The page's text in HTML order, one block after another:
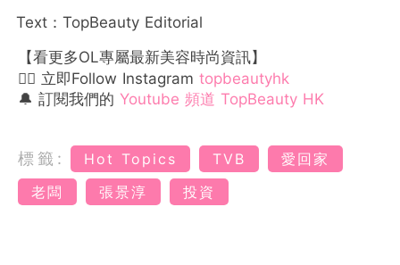
Text：TopBeauty Editorial
【看更多OL專屬最新美容時尚資訊】
👉🏻 立即Follow Instagram topbeautyhk
🔔 訂閱我們的 Youtube 頻道 TopBeauty HK
標籤: Hot Topics TVB
愛回家
老闆
張景淳 投資